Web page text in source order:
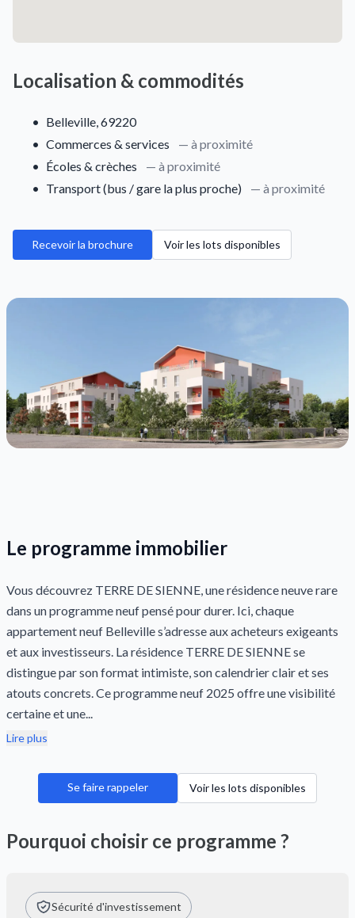
Localisation & commodités
• Belleville, 69220
• Commerces & services
— à proximité
• Écoles & crèches
— à proximité
• Transport (bus / gare la plus proche) — à proximité
Recevoir la brochure Voir les lots disponibles
Le programme immobilier
Vous découvrez TERRE DE SIENNE, une résidence neuve rare
dans un programme neuf pensé pour durer. Ici, chaque
appartement neuf Belleville s’adresse aux acheteurs exigeants
et aux investisseurs. La résidence TERRE DE SIENNE se
distingue par son format intimiste, son calendrier clair et ses
atouts concrets. Ce programme neuf 2025 offre une visibilité
certaine et une...
Lire plus
Se faire rappeler Voir les lots disponibles
Pourquoi choisir ce programme ?
Sécurité d'investissement